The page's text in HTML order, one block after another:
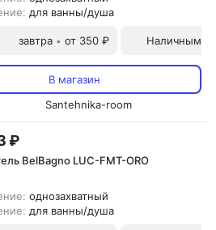
для ванны/душа
завтра • от 350 ₽ Наличными
В магазин
Santehnika-room
₽
BelBagno LUC-FMT-ORO
однозахватный
для ванны/душа